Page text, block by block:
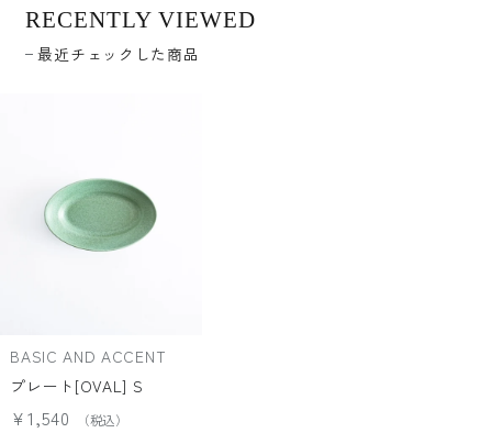
RECENTLY VIEWED
最近チェックした商品
BASIC AND ACCENT
プレート[OVAL] S
¥1,540